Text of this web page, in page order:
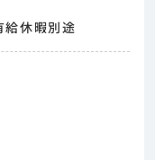
休暇別途